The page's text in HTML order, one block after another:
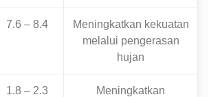
7.6 – 8.4
Meningkatkan kekuatan
melalui pengerasan
hujan
1.8 – 2.3
Meningkatkan